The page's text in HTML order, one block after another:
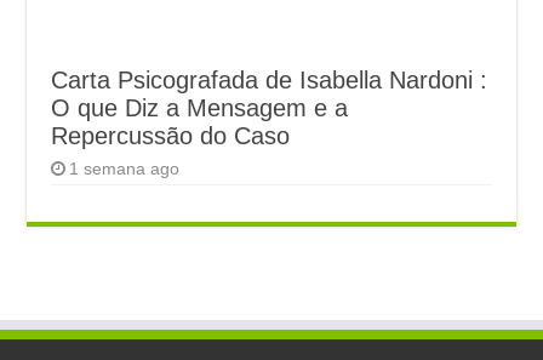
Carta Psicografada de Isabella Nardoni :
O que Diz a Mensagem e a
Repercussão do Caso
1 semana ago